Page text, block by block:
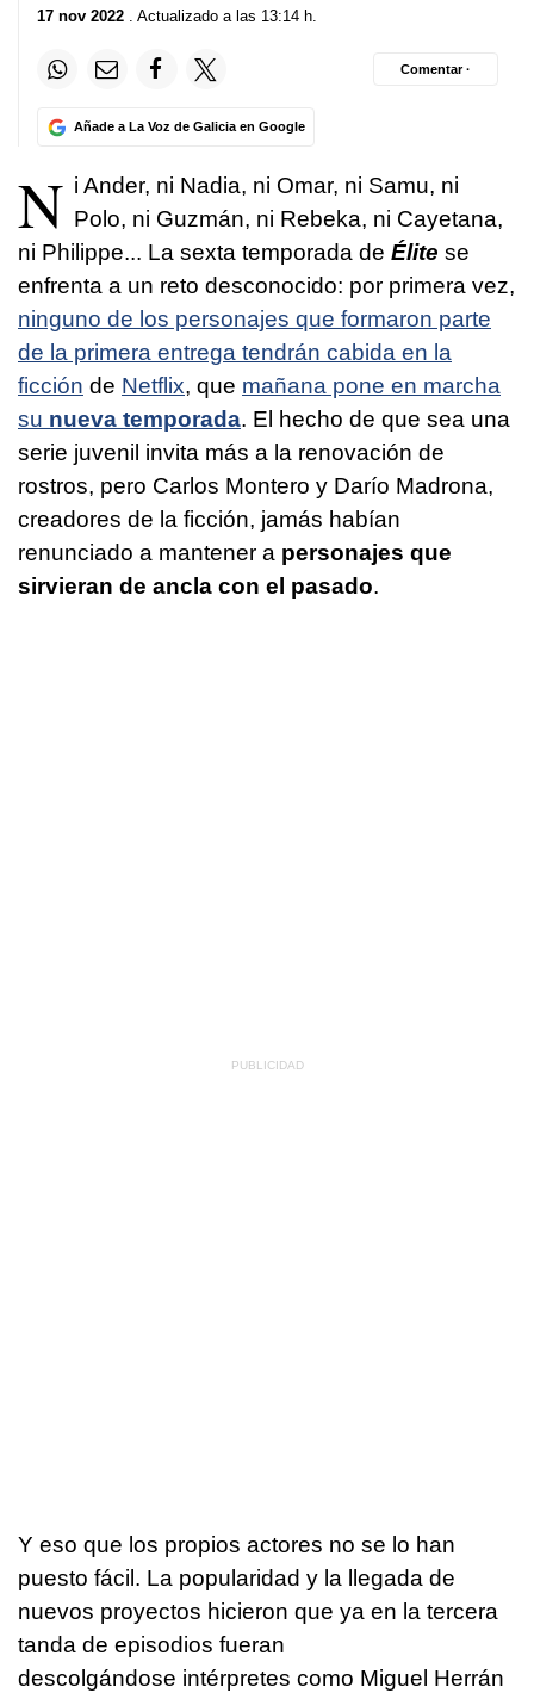
17 nov 2022 . Actualizado a las 13:14 h.
Añade a La Voz de Galicia en Google
Comentar ·
N i Ander, ni Nadia, ni Omar, ni Samu, ni
Polo, ni Guzmán, ni Rebeka, ni Cayetana,
ni Philippe... La sexta temporada de Élite se
enfrenta a un reto desconocido: por primera vez,
ninguno de los personajes que formaron parte
de la primera entrega tendrán cabida en la
ficción de Netflix, que mañana pone en marcha
su nueva temporada. El hecho de que sea una
serie juvenil invita más a la renovación de
rostros, pero Carlos Montero y Darío Madrona,
creadores de la ficción, jamás habían
renunciado a mantener a personajes que
sirvieran de ancla con el pasado.
Y eso que los propios actores no se lo han
puesto fácil. La popularidad y la llegada de
nuevos proyectos hicieron que ya en la tercera
tanda de episodios fueran
descolgándose intérpretes como Miguel Herrán